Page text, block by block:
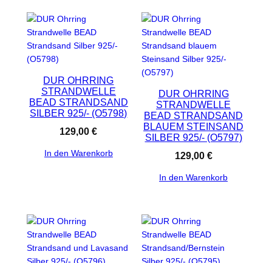
DUR OHRRING
STRANDWELLE
BEAD STRANDSAND
SILBER 925/- (O5798)
129,00€
In den Warenkorb
DUR OHRRING
STRANDWELLE
BEAD STRANDSAND
BLAUEM STEINSAND
SILBER 925/- (O5797)
129,00 €
In den Warenkorb